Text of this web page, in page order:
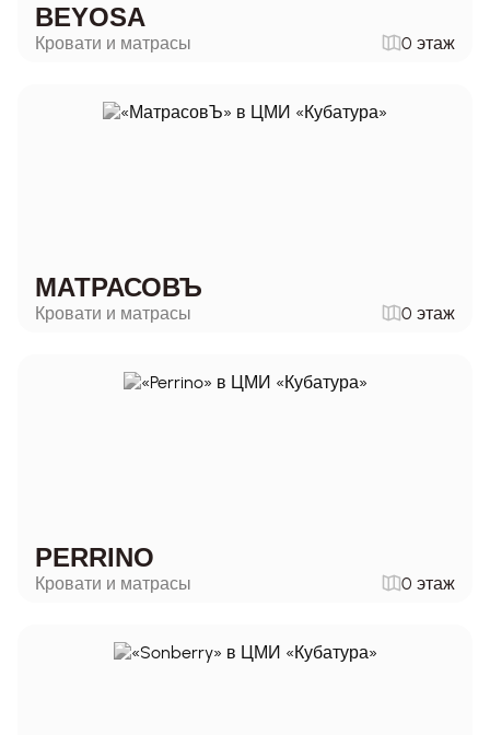
BEYOSA
Кровати и матрасы 0 этаж
МАТРАСОВЪ
Кровати и матрасы 0 этаж
PERRINO
Кровати и матрасы 0 этаж